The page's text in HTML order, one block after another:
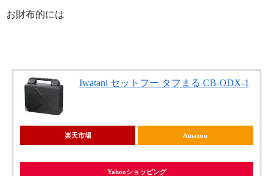
お財布的には
Iwatani セットフー タフまる CB-ODX-1
楽天市場 Amazon
Yahooショッピング